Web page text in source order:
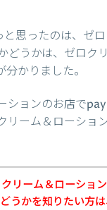
思ったのは、ゼ
うかは、ゼロク
かりました。
ションのお店で
リーム＆ローショ
リーム＆ローショ
うかを知りたい方